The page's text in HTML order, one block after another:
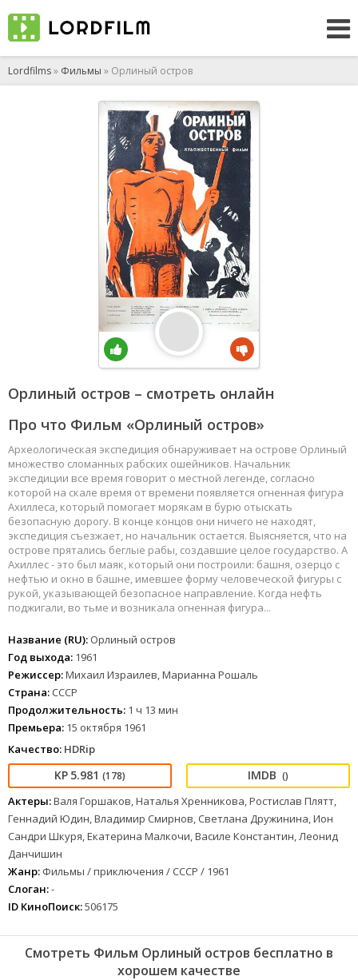
Lordfilms» Фильмы » Орлиный остров
Орлиный остров – смотреть онлайн
Про что Фильм «Орлиный остров»
Археологическая экспедиция обнаруживает на острове Орлиный
множество сломанных рабских ошейников. Начальник
экспедиции все время говорит о местной легенде, согласно
которой на скале время от времени появляется огненная фигура
Ахиллеса, который помогает морякам в бурю отыскать
безопасную дорогу. В конце концов они ничего не находят,
экспедиция съезжает, но начальник остается. Выясняется, что на
острове прятались беглые рабы, создавшие целое государство. А
Ахиллес - это был маяк, который они построили: башня, озерцо с
нефтью и окно в башне, имевшее форму человеческой фигуры с
рукой, указывающей безопасное направление. Когда нефть
поджигали, во тьме и возникала огненная фигура...
Название (RU): Орлиный остров
Год выхода: 1961
Режиссер:Михаил Израилев, Марианна Рошаль
Страна: СССР
Продолжительность: 1 ч 13 мин
Премьера: 15 октября 1961
Качество: HDRip
5.981 (178) ()
Актеры:Валя Горшаков, Наталья Хренникова, Ростислав Плятт,
Геннадий Юдин, Владимир Смирнов, Светлана Дружинина, Ион
Сандри Шкуря, Екатерина Малкочи, Василе Константин, Леонид
Данчишин
Жанр: Фильмы / приключения / СССР / 1961
Слоган:-
ID КиноПоиск:506175
Смотреть Фильм Орлиный остров бесплатно в
хорошем качестве